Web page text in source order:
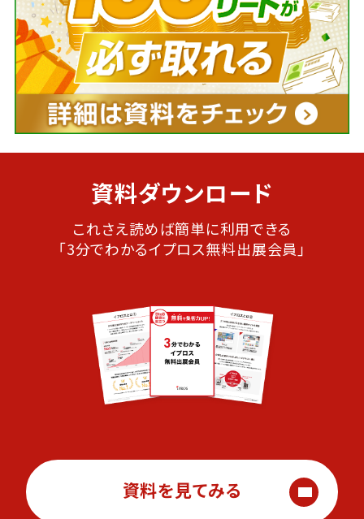
資料ダウンロード
これさえ読めば簡単に利用できる
「3分でわかるイプロス無料出展会員」
資料を見てみる